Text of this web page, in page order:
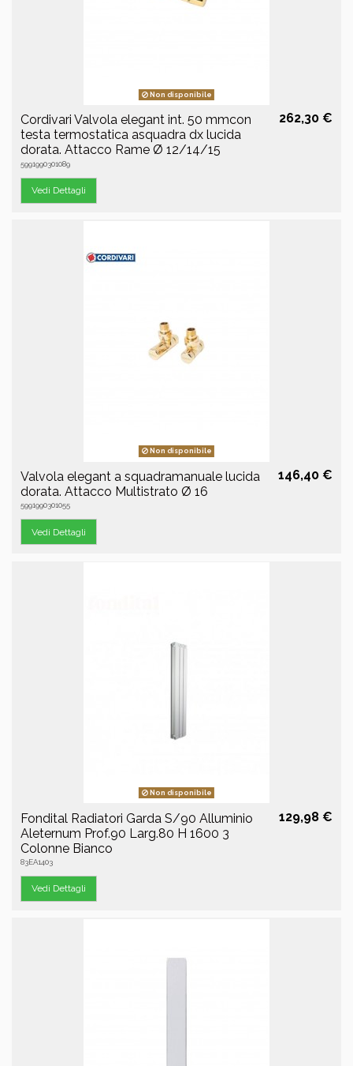
Non disponibile
Cordivari Valvola elegant int. 50 mmcon
testa termostatica asquadra dx lucida
dorata. Attacco Rame Ø 12/14/15
5991990301089
262,30 €
Vedi Dettagli
Non disponibile
Valvola elegant a squadramanuale lucida
dorata. Attacco Multistrato Ø 16
5991990301055
146,40 €
Vedi Dettagli
Non disponibile
Fondital Radiatori Garda S/90 Alluminio
Aleternum Prof.90 Larg.80 H 1600 3
Colonne Bianco
83EA1403
129,98 €
Vedi Dettagli